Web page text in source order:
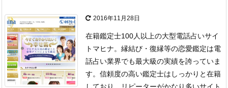
2016年11月28日
在籍鑑定士100人以上の大型電話占いサイ
トマヒナ。 縁結び・復縁等の恋愛鑑定は電
話占い業界でも最大級の実績を誇っていま
す。 信頼度の高い鑑定士はしっかりと在籍
しており、リピーターがかなり多いサイト